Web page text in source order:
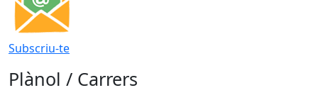
Subscriu-te
Plànol / Carrers